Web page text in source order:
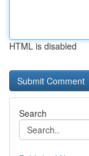
HTML is disabled
Search